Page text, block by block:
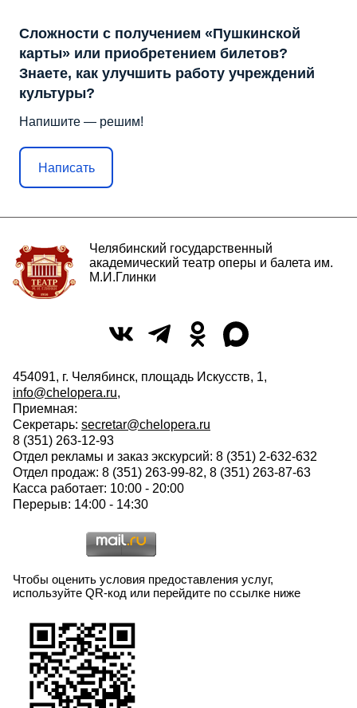
Сложности с получением «Пушкинской
карты» или приобретением билетов?
Знаете, как улучшить работу учреждений
культуры?
Напишите — решим!
Написать
Челябинский государственный
академический театр оперы и балета им.
М.И.Глинки
454091, г. Челябинск, площадь Искусств, 1,
info@chelopera.ru,
Приемная:
Секретарь: secretar@chelopera.ru
8 (351) 263-12-93
Отдел рекламы и заказ экскурсий: 8 (351) 2-632-632
Отдел продаж: 8 (351) 263-99-82, 8 (351) 263-87-63
Касса работает: 10:00 - 20:00
Перерыв: 14:00 - 14:30
Чтобы оценить условия предоставления услуг,
используйте QR-код или перейдите по ссылке ниже